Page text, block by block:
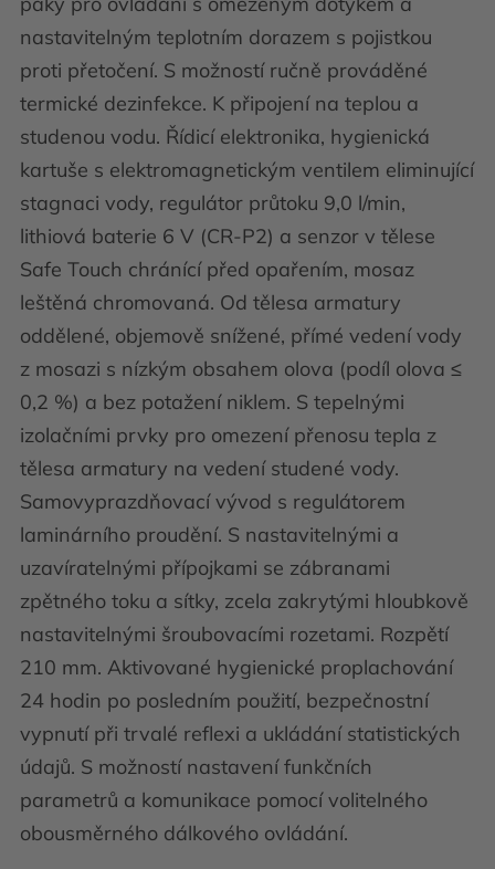
nastavitelným teplotním dorazem s pojistkou
proti přetočení. S možností ručně prováděné
termické dezinfekce. K připojení na teplou a
studenou vodu. Řídicí elektronika, hygienická
kartuše s elektromagnetickým ventilem eliminující
stagnaci vody, regulátor průtoku 9,0 l/min,
lithiová baterie 6 V (CR-P2) a senzor v tělese
Safe Touch chránící před opařením, mosaz
leštěná chromovaná. Od tělesa armatury
oddělené, objemově snížené, přímé vedení vody
z mosazi s nízkým obsahem olova (podíl olova ≤
0,2 %) a bez potažení niklem. S tepelnými
izolačními prvky pro omezení přenosu tepla z
tělesa armatury na vedení studené vody.
Samovyprazdňovací vývod s regulátorem
laminárního proudění. S nastavitelnými a
uzavíratelnými přípojkami se zábranami
zpětného toku a sítky, zcela zakrytými hloubkově
nastavitelnými šroubovacími rozetami. Rozpětí
210 mm. Aktivované hygienické proplachování
24 hodin po posledním použití, bezpečnostní
vypnutí při trvalé reflexi a ukládání statistických
údajů. S možností nastavení funkčních
parametrů a komunikace pomocí volitelného
obousměrného dálkového ovládání.